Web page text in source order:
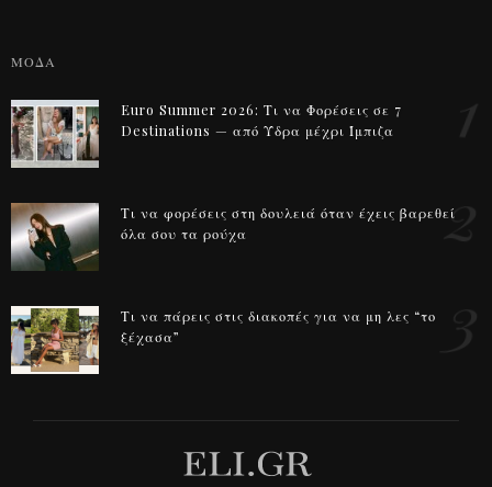
ΜΟΔΑ
Euro Summer 2026: Τι να Φορέσεις σε 7
Destinations — από Ύδρα μέχρι Ίμπιζα
Τι να φορέσεις στη δουλειά όταν έχεις βαρεθεί
όλα σου τα ρούχα
2
Τι να πάρεις στις διακοπές για να μη λες “το
ξέχασα”